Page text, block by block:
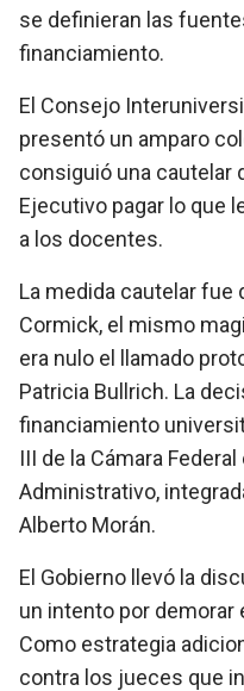
se definieran las
financiamiento.
El Consejo
presentó un amparo
consiguió una cautelar
Ejecutivo pagar lo que
a los docentes.
La medida cautelar fue
Cormick, el mismo
era nulo el llamado
Patricia Bullrich. La
financiamiento
III de la Cámara
Administrativo,
Alberto Morán.
El Gobierno llevó la
un intento por demorar
Como estrategia
contra los jueces que